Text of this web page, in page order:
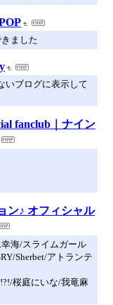
ました
いブログに表示して
fanclub｜ナイン
ン♪ オフィシャル
海/スライムガール
Sherbet/アトランテ
桜庭にいな/我竜麻